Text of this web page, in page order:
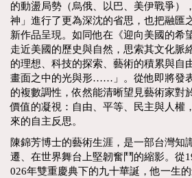
的動盪局勢（烏俄、以巴、美伊戰爭）
神」進行了更為深沈的省思，也把融匯
新作品呈現。如同他在《迎向美國的希
走近美國的歷史與自然，思索其文化脈
的理想、科技的探索、藝術的積累與自
畫面之中的光與形……」。從他即將發
的複數調性，依然能清晰望見藝術家對
價值的凝視：自由、平等、民主與人權
來的自主反思。
陳錦芳博士的藝術生涯，是一部台灣知
遷、在世界舞台上堅韌奮鬥的縮影。從
026年雙重慶典下的九十華誕，他一生